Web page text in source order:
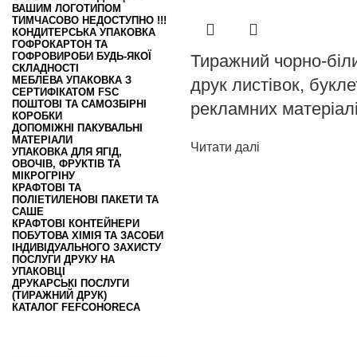
ВАШИМ ЛОГОТИПОМ
ТИМЧАСОВО НЕДОСТУПНО !!!
КОНДИТЕРСЬКА УПАКОВКА
ГОФРОКАРТОН ТА
ГОФРОВИРОБИ БУДЬ-ЯКОЇ
СКЛАДНОСТІ
МЕБЛЕВА УПАКОВКА З
СЕРТИФІКАТОМ FSC
ПОШТОВІ ТА САМОЗБІРНІ
КОРОБКИ
ДОПОМІЖНІ ПАКУВАЛЬНІ
МАТЕРІАЛИ
УПАКОВКА ДЛЯ ЯГІД,
ОВОЧІВ, ФРУКТІВ ТА
МІКРОГРІНУ
КРАФТОВІ ТА
ПОЛІЕТИЛЕНОВІ ПАКЕТИ ТА
САШЕ
КРАФТОВІ КОНТЕЙНЕРИ
ПОБУТОВА ХІМІЯ ТА ЗАСОБИ
ІНДИВІДУАЛЬНОГО ЗАХИСТУ
ПОСЛУГИ ДРУКУ НА
УПАКОВЦІ
ДРУКАРСЬКІ ПОСЛУГИ
(ТИРАЖНИЙ ДРУК)
КАТАЛОГ FEFCOHORECA
Тиражний чорно-
друк листівок,
рекламних
Читати далі